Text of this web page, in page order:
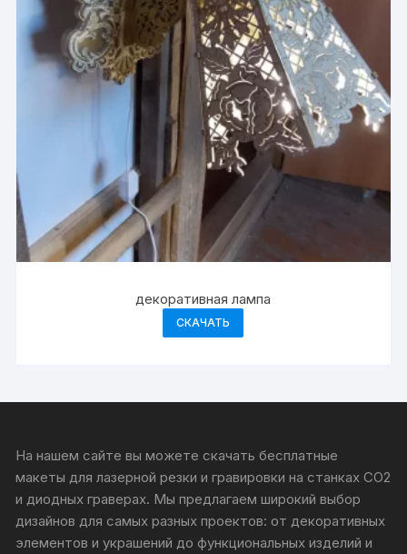
декоративная лампа
СКАЧАТЬ
На нашем сайте вы можете скачать бесплатные
макеты для лазерной резки и гравировки на станках CO2
и диодных граверах. Мы предлагаем широкий выбор
дизайнов для самых разных проектов: от декоративных
элементов и украшений до функциональных изделий и